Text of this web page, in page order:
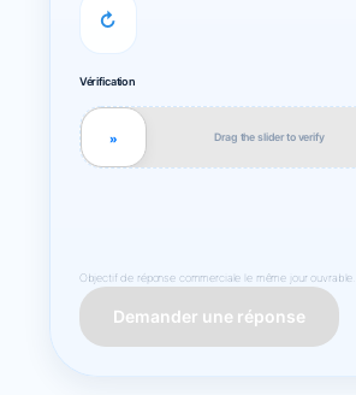
↻
Vérification
Drag the slider to verify
»
Objectif de réponse commerciale le même jour ouvrable.
Demander une réponse